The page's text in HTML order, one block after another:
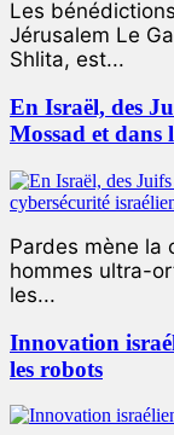
Les
Jérusalem Le
Shlita, est...
En Israël, des
Mossad et dans
Pardes mène la
hommes ultra-
les...
Innovation
les robots